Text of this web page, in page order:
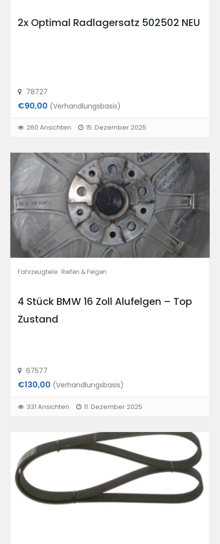
2x Optimal Radlagersatz 502502 NEU
78727
€90,00 (Verhandlungsbasis)
260 Ansichten 15. Dezember 2025
Fahrzeugteile Reifen & Felgen
4 Stück BMW 16 Zoll Alufelgen – Top
Zustand
67577
€130,00 (Verhandlungsbasis)
331 Ansichten 11. Dezember 2025